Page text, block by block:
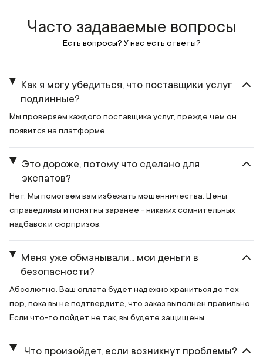
Часто задаваемые вопросы
Есть вопросы? У нас есть ответы?
Как я могу убедиться, что поставщики услуг
подлинные?
Мы проверяем каждого поставщика услуг, прежде чем он
появится на платформе.
Это дороже, потому что сделано для
экспатов?
Нет. Мы помогаем вам избежать мошенничества. Цены
справедливы и понятны заранее - никаких сомнительных
надбавок и сюрпризов.
Меня уже обманывали... мои деньги в
безопасности?
Абсолютно. Ваш оплата будет надежно храниться до тех
пор, пока вы не подтвердите, что заказ выполнен правильно.
Если что-то пойдет не так, вы будете защищены.
Что произойдет, если возникнут проблемы?